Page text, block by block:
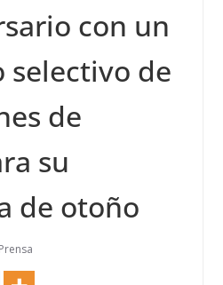
con un
selectivo de
de
su
de otoño